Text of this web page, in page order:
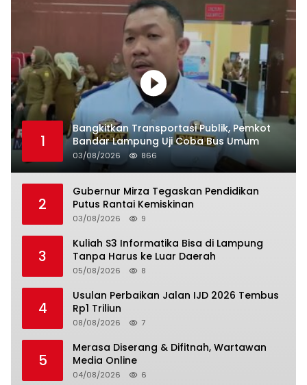
1
Bangkitkan Transportasi Publik, Pemkot
Bandar Lampung Uji Coba Bus Umum
03/08/2026 866
2
Gubernur Mirza Tegaskan Pendidikan
Putus Rantai Kemiskinan
03/08/2026 9
3
Kuliah S3 Informatika Bisa di Lampung
Tanpa Harus ke Luar Daerah
05/08/2026 8
4
Usulan Perbaikan Jalan IJD 2026 Tembus
Rp1 Triliun
08/08/2026 7
5
Merasa Diserang & Difitnah, Wartawan
Media Online
04/08/2026 6